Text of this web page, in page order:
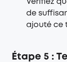
Vérifiez
de
ajouté ce
Étape 5 :